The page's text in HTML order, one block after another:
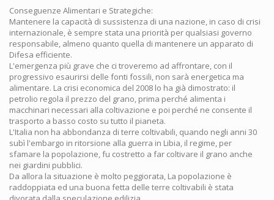
Conseguenze Alimentari e Strategiche:
Mantenere la capacità di sussistenza di una nazione, in caso di crisi
internazionale, è sempre stata una priorità per qualsiasi governo
responsabile, almeno quanto quella di mantenere un apparato di
Difesa efficiente.
L'emergenza più grave che ci troveremo ad affrontare, con il
progressivo esaurirsi delle fonti fossili, non sarà energetica ma
alimentare. La crisi economica del 2008 lo ha già dimostrato: il
petrolio regola il prezzo del grano, prima perché alimenta i
macchinari necessari alla coltivazione e poi perché ne consente il
trasporto a basso costo su tutto il pianeta.
L'Italia non ha abbondanza di terre coltivabili, quando negli anni 30
subì l'embargo in ritorsione alla guerra in Libia, il regime, per
sfamare la popolazione, fu costretto a far coltivare il grano anche
nei giardini pubblici.
Da allora la situazione è molto peggiorata, La popolazione è
raddoppiata ed una buona fetta delle terre coltivabili è stata